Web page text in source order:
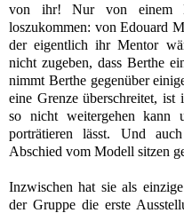
von ihr! Nur von einem
loszukommen: von Edouard
der eigentlich ihr Mentor
nicht zugeben, dass Berthe
nimmt Berthe gegenüber
eine Grenze überschreitet, ist
so nicht weitergehen
porträtieren lässt. Und
Abschied vom Modell sitzen
Inzwischen hat sie als
der Gruppe die erste